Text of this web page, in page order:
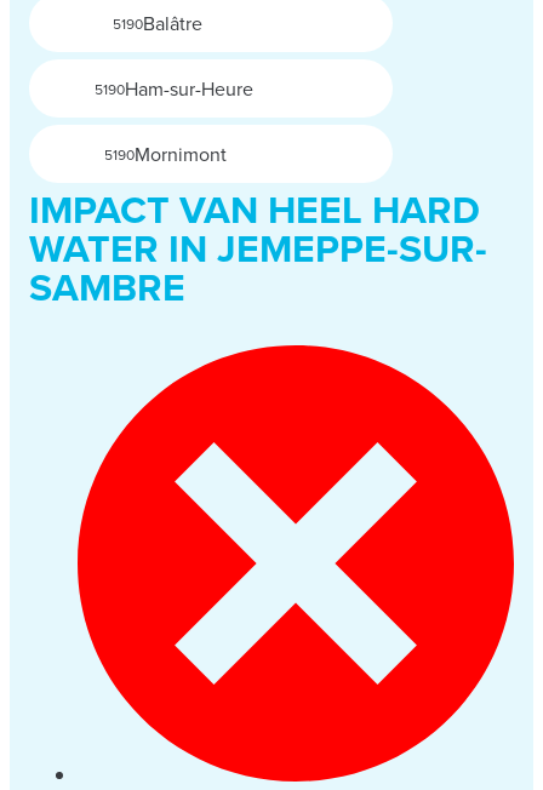
5190Balâtre
5190Ham-sur-Heure
5190Mornimont
IMPACT VAN HEEL HARD
WATER IN JEMEPPE-SUR-
SAMBRE